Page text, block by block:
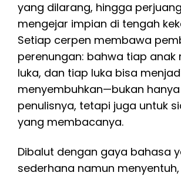
yang dilarang, hingga
mengejar impian di tengah
Setiap cerpen membawa
perenungan: bahwa tiap anak
luka, dan tiap luka bisa
menyembuhkan—bukan
penulisnya, tetapi juga untuk
yang membacanya.
Dibalut dengan gaya bahasa
sederhana namun menyentuh,